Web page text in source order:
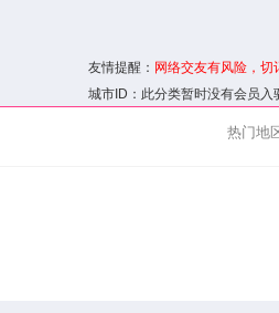
友情提醒： 网络交友有风险，切
城市ID：此分类暂时没有会员入
热门地